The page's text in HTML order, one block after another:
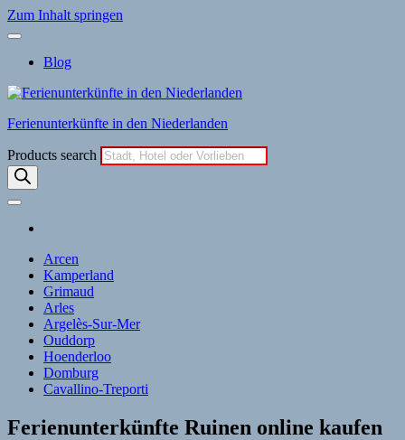
Zum Inhalt springen
Blog
Ferienunterkünfte in den Niederlanden
Products search
Arcen
Kamperland
Grimaud
Arles
Argelès-Sur-Mer
Ouddorp
Hoenderloo
Domburg
Cavallino-Treporti
Ferienunterkünfte Ruinen online kaufen